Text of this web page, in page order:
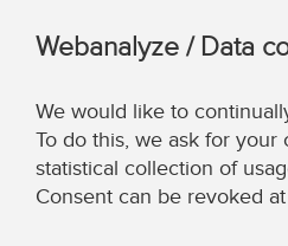
Webanalyze / Data
We would like to
To do this, we ask for your
statistical collection of
Consent can be revoked at